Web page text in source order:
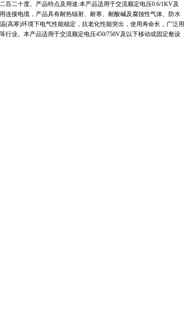
百二十度。产品特点及用途:本产品适用于交流额定电压0.6/1KV及
连接电缆，产品具有耐热辐射、耐寒、耐酸碱及腐蚀性气体、防水
(高寒)环境下电气性能稳定，抗老化性能突出，使用寿命长，广泛用
行业。本产品适用于交流额定电压450/750V及以下移动或固定敷设